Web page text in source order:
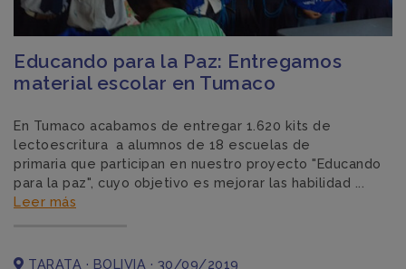
Educando para la Paz: Entregamos
material escolar en Tumaco
En Tumaco acabamos de entregar 1.620 kits de
lectoescritura a alumnos de 18 escuelas de
primaria que participan en nuestro proyecto "Educando
para la paz", cuyo objetivo es mejorar las habilidad ...
Leer más
TARATA · BOLIVIA · 30/09/2019